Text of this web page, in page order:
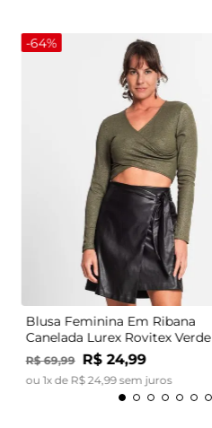
-64%
Blusa Feminina Em Ribana
Canelada Lurex Rovitex Verde
R$ 69,99 R$ 24,99
ou 1x de R$ 24,99sem juros